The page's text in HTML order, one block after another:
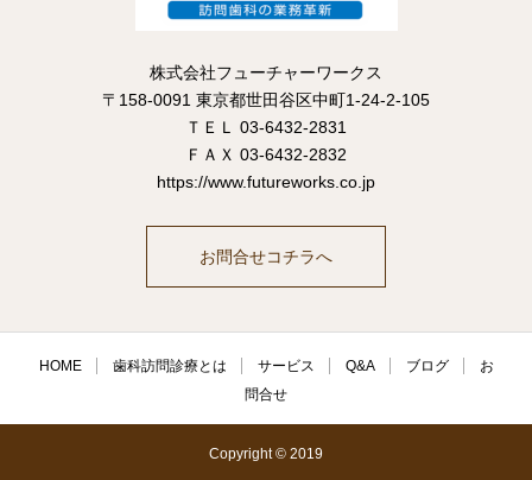
株式会社フューチャーワークス
〒158-0091 東京都世田谷区中町1-24-2-105
ＴＥＬ 03-6432-2831
ＦＡＸ 03-6432-2832
https://www.futureworks.co.jp
お問合せコチラへ
HOME 歯科訪問診療とは サービス Q&A ブログ
お
問合せ
Copyright © 2019